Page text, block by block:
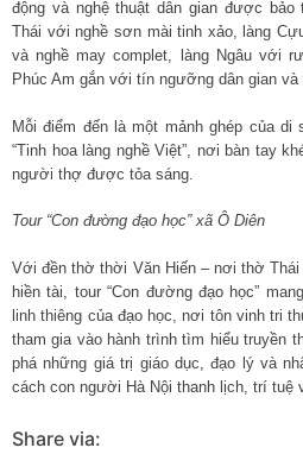
động và nghệ thuật dân gian được bảo
Thái với nghề sơn mài tinh xảo, làng
và nghề may complet, làng Ngâu với
Phúc Am gắn với tín ngưỡng dân gian và
Mỗi điểm đến là một mảnh ghép của
“Tinh hoa làng nghề Việt”, nơi bàn tay
người thợ được tỏa sáng.
Tour “Con đường đạo học” xã Ô Diên
Với đền thờ thời Văn Hiến – nơi thờ Thái
hiền tài, tour “Con đường đạo học”
linh thiêng của đạo học, nơi tôn vinh tri
tham gia vào hành trình tìm hiểu truyền
phá những giá trị giáo dục, đạo lý và
cách con người Hà Nội thanh lịch, trí tuệ
Share via: